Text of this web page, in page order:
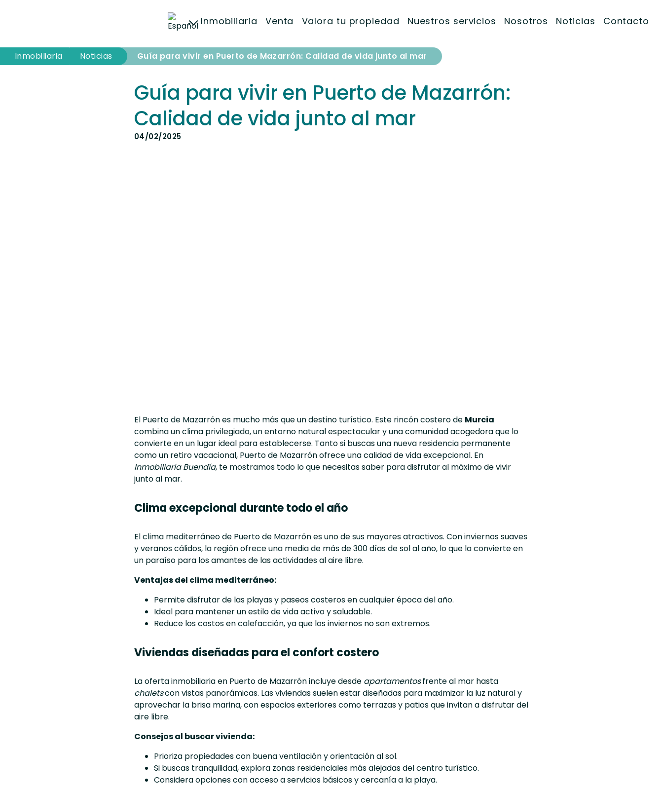
Inmobiliaria Venta Valora tu propiedad Nuestros servicios Nosotros Noticias Contacto
Inmobiliaria
Inmobiliaria Noticias Guía para vivir en Puerto de Mazarrón: Calidad de vida junto al mar
Guía para vivir en Puerto de Mazarrón:
Calidad de vida junto al mar
04/02/2025
El Puerto de Mazarrón es mucho más que un destino turístico. Este rincón costero de Murcia
combina un clima privilegiado, un entorno natural espectacular y una comunidad acogedora que lo
convierte en un lugar ideal para establecerse. Tanto si buscas una nueva residencia permanente
como un retiro vacacional, Puerto de Mazarrón ofrece una calidad de vida excepcional. En
Inmobiliaria Buendía, te mostramos todo lo que necesitas saber para disfrutar al máximo de vivir
junto al mar.
Clima excepcional durante todo el año
El clima mediterráneo de Puerto de Mazarrón es uno de sus mayores atractivos. Con inviernos suaves
y veranos cálidos, la región ofrece una media de más de 300 días de sol al año, lo que la convierte en
un paraíso para los amantes de las actividades al aire libre.
Ventajas del clima mediterráneo:
Permite disfrutar de las playas y paseos costeros en cualquier época del año.
Ideal para mantener un estilo de vida activo y saludable.
Reduce los costos en calefacción, ya que los inviernos no son extremos.
Viviendas diseñadas para el confort costero
La oferta inmobiliaria en Puerto de Mazarrón incluye desde apartamentosfrente al mar hasta
chaletscon vistas panorámicas. Las viviendas suelen estar diseñadas para maximizar la luz natural y
aprovechar la brisa marina, con espacios exteriores como terrazas y patios que invitan a disfrutar del
aire libre.
Consejos al buscar vivienda:
Prioriza propiedades con buena ventilación y orientación al sol.
Si buscas tranquilidad, explora zonas residenciales más alejadas del centro turístico.
Considera opciones con acceso a servicios básicos y cercanía a la playa.